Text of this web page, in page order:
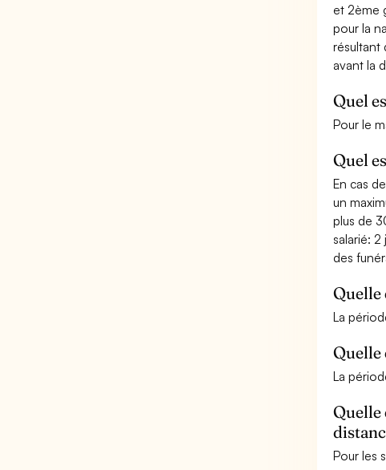
et 2ème
pour la
résultant
avant la
Quel
Pour le
Quel
En cas
un
plus de
salarié:
des
Quelle
La
Quelle
La
Quelle
Pour les